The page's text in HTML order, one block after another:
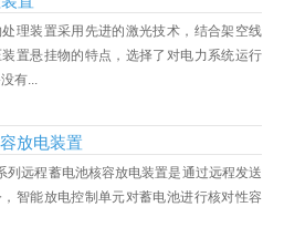
理装置采用先进的激光技术，结合架空线
装置悬挂物的特点，选择了对电力系统运行
有...
放电装置
列远程蓄电池核容放电装置是通过远程发送
智能放电控制单元对蓄电池进行核对性容